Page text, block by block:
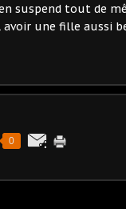
suspend tout de
une fille aussi
0